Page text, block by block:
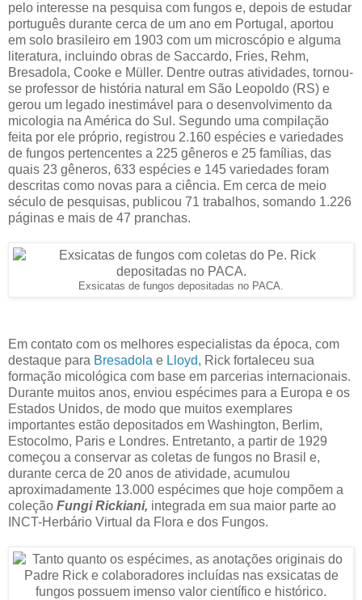
pelo interesse na pesquisa com fungos e, depois de estudar
português durante cerca de um ano em Portugal, aportou
em solo brasileiro em 1903 com um microscópio e alguma
literatura, incluindo obras de Saccardo, Fries, Rehm,
Bresadola, Cooke e Müller. Dentre outras atividades, tornou-
se professor de história natural em São Leopoldo (RS) e
gerou um legado inestimável para o desenvolvimento da
micologia na América do Sul. Segundo uma compilação
feita por ele próprio, registrou 2.160 espécies e variedades
de fungos pertencentes a 225 gêneros e 25 famílias, das
quais 23 gêneros, 633 espécies e 145 variedades foram
descritas como novas para a ciência. Em cerca de meio
século de pesquisas, publicou 71 trabalhos, somando 1.226
páginas e mais de 47 pranchas.
Exsicatas de fungos depositadas no PACA.
Em contato com os melhores especialistas da época, com
destaque para Bresadola e Lloyd, Rick fortaleceu sua
formação micológica com base em parcerias internacionais.
Durante muitos anos, enviou espécimes para a Europa e os
Estados Unidos, de modo que muitos exemplares
importantes estão depositados em Washington, Berlim,
Estocolmo, Paris e Londres. Entretanto, a partir de 1929
começou a conservar as coletas de fungos no Brasil e,
durante cerca de 20 anos de atividade, acumulou
aproximadamente 13.000 espécimes que hoje compõem a
coleção Fungi Rickiani, integrada em sua maior parte ao
INCT-Herbário Virtual da Flora e dos Fungos.